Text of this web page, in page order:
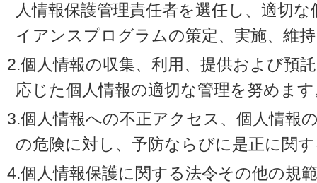
人情報保護管理責任者を選任し、適切
イアンスプログラムの策定、実施、維
2.個人情報の収集、利用、提供および預
応じた個人情報の適切な管理を努めま
3.個人情報への不正アクセス、個人情報
の危険に対し、予防ならびに是正に関
4.個人情報保護に関する法令その他の規